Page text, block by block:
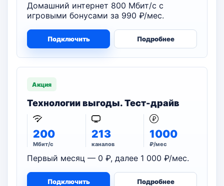
Домашний интернет 800 Мбит/с с
игровыми бонусами за 990 ₽/мес.
Подключить Подробнее
Акция
Технологии выгоды. Тест-драйв
200
Мбит/с
213
каналов
1000
₽/мес
Первый месяц — 0 ₽, далее 1 000 ₽/мес.
Подключить Подробнее